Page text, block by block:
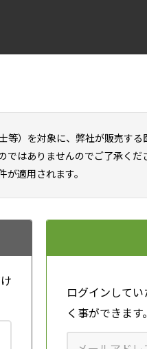
内訳をみる
）の場合、外来（個人
は加味しておりませんの
）を対象に、弊社が販売す
はありませんのでご了承くだ
適用されます。
ログインして
く事ができます。